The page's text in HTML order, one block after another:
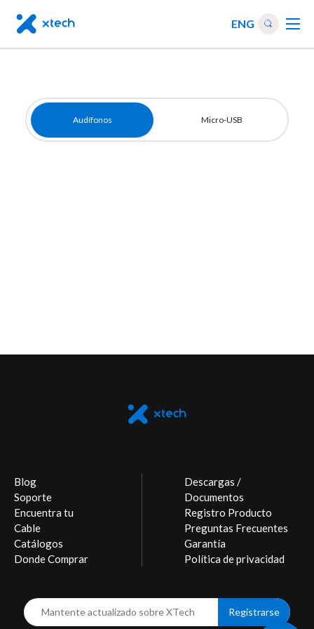
ENG
Audífonos Micro-USB
Blog
Soporte
Encuentra tu
Cable
Catálogos
Donde Comprar
Descargas /
Documentos
Registro Producto
Preguntas Frecuentes
Garantía
Política de privacidad
Registrarse